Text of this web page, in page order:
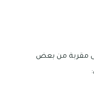
مقربة من بعض